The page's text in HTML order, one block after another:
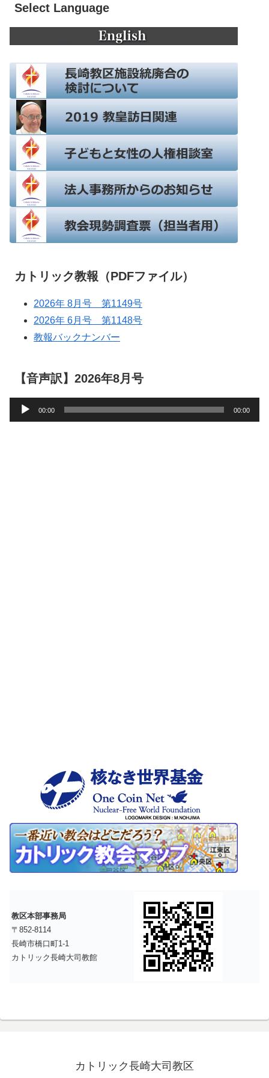
Select Language
カトリック教報（PDFファイル）
2026年 8月号 第1149号
2026年 6月号 第1148号
教報バックナンバー
【音声訳】2026年8月号
声
00:00 00:00
教区本部事務局
〒852-8114
長崎市橋口町1-1
カトリック長崎大司教館
カトリック長崎大司教区